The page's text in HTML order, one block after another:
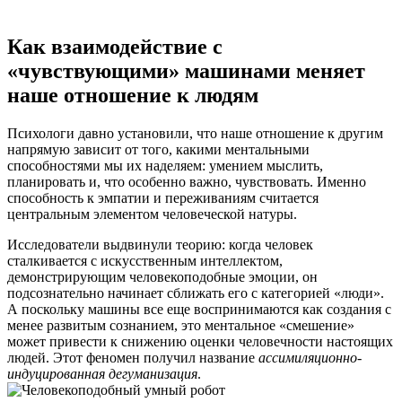
Как взаимодействие с
«чувствующими» машинами меняет
наше отношение к людям
Психологи давно установили, что наше отношение к другим
напрямую зависит от того, какими ментальными
способностями мы их наделяем: умением мыслить,
планировать и, что особенно важно, чувствовать. Именно
способность к эмпатии и переживаниям считается
центральным элементом человеческой натуры.
Исследователи выдвинули теорию: когда человек
сталкивается с искусственным интеллектом,
демонстрирующим человекоподобные эмоции, он
подсознательно начинает сближать его с категорией «люди».
А поскольку машины все еще воспринимаются как создания с
менее развитым сознанием, это ментальное «смешение»
может привести к снижению оценки человечности настоящих
людей. Этот феномен получил название ассимиляционно-
индуцированная дегуманизация.